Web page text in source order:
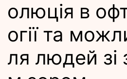
олюція в
огії та
ля людей зі